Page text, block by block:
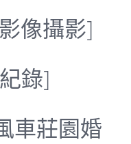
影像攝影]
錄]
車莊園婚